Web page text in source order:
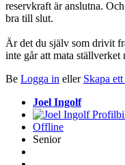
reservkraft är anslutna.
bra till slut.
Är det du själv som drivit
inte går att mata ställverket
Be Logga in eller Skapa
Joel Ingolf
Offline
Senior